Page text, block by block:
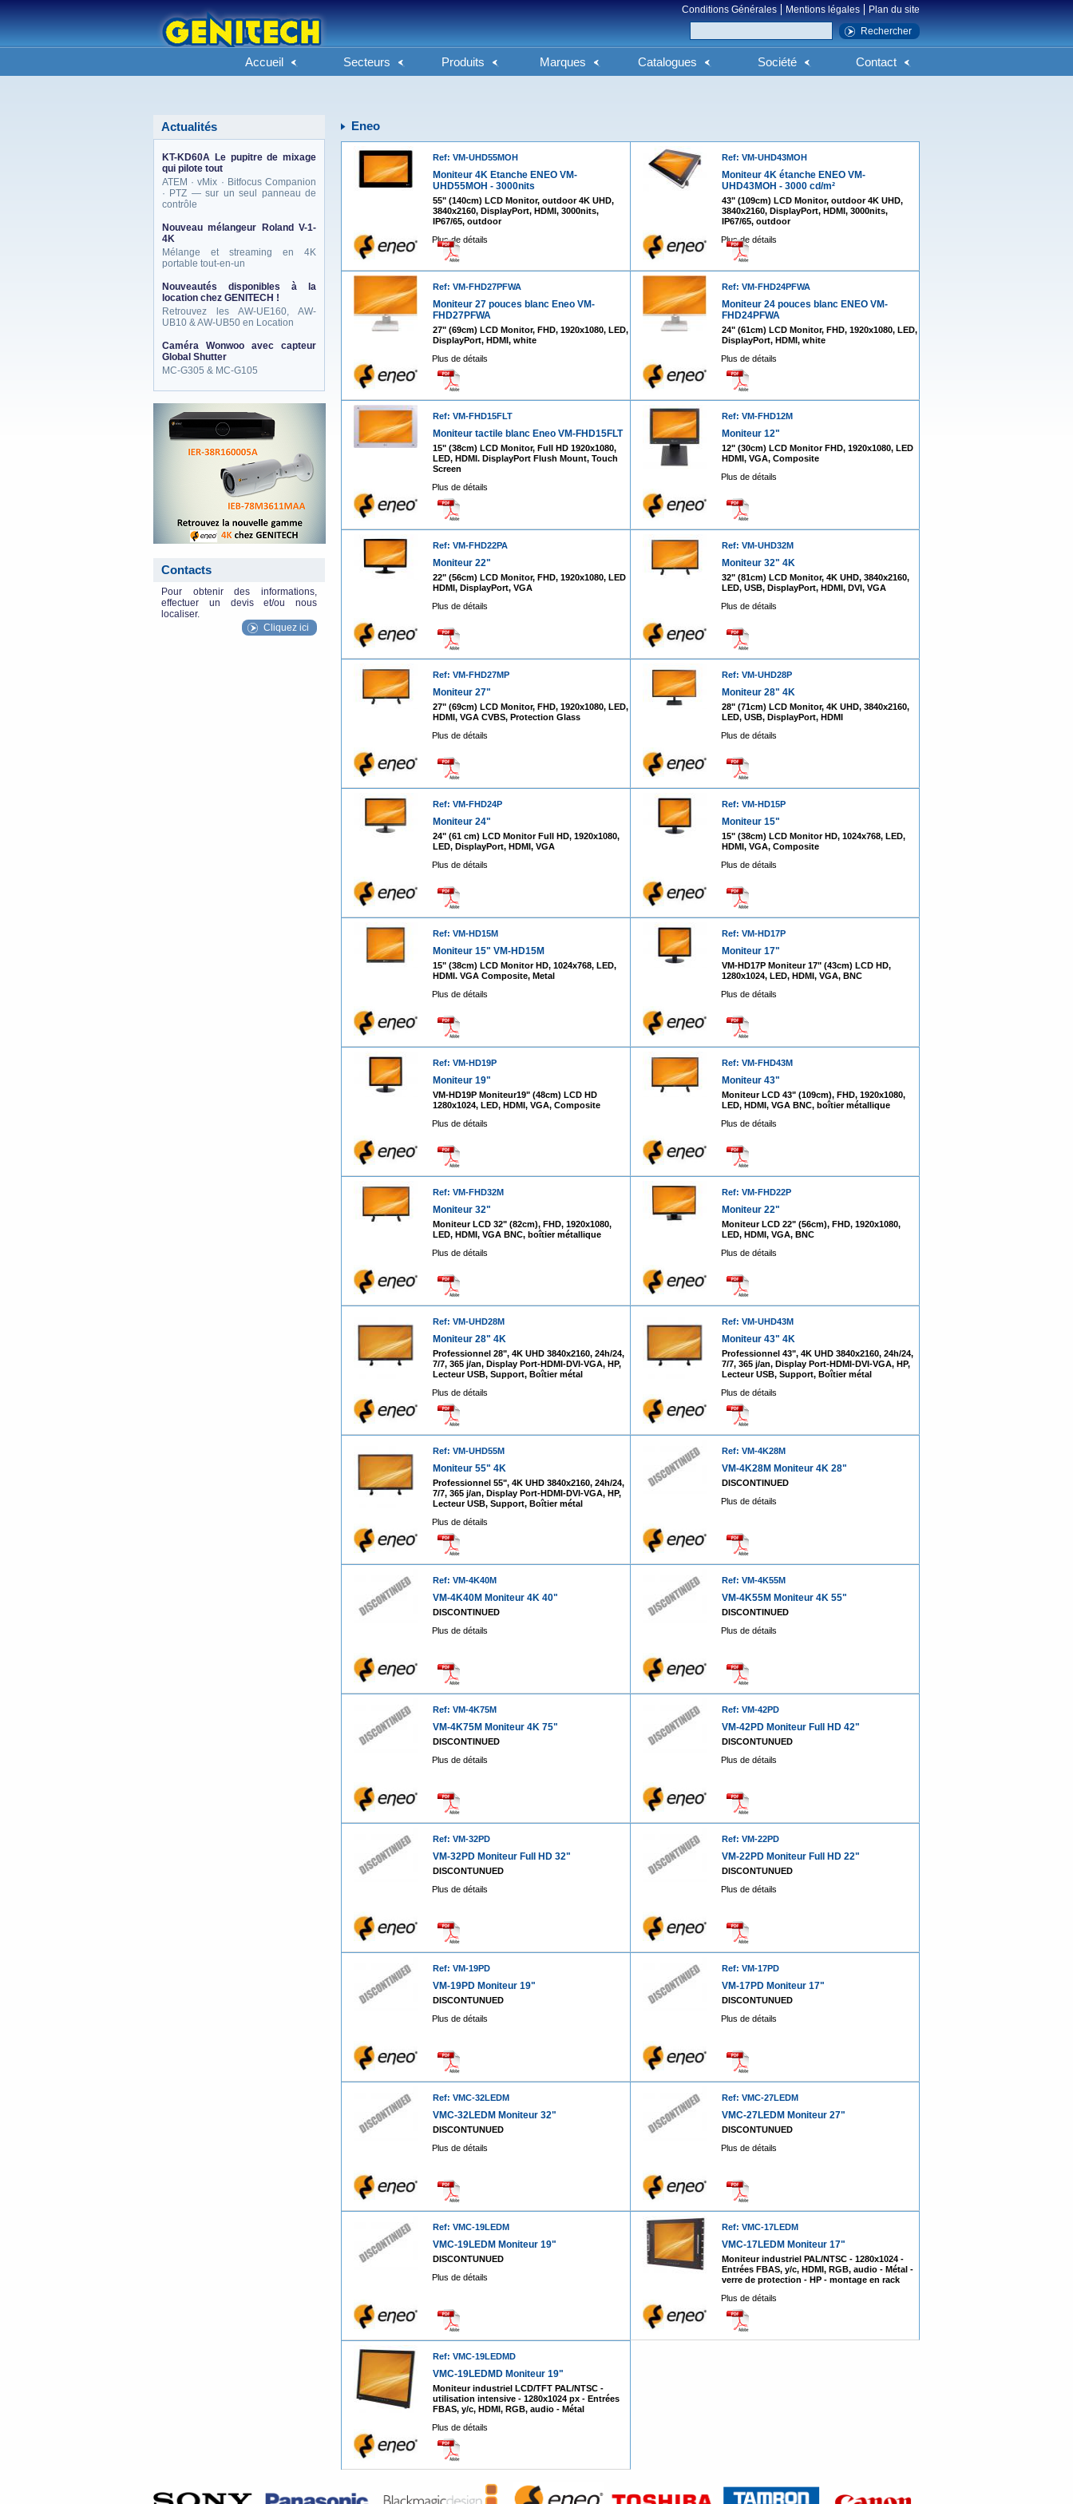
Conditions Générales Mentions légales Plan du site
Accueil Secteurs Produits Marques Catalogues Société Contact
Actualités
KT-KD60A Le pupitre de mixage
qui pilote tout
ATEM · vMix · Bitfocus Companion
· PTZ — sur un seul panneau de
contrôle
Nouveau mélangeur Roland V-1-
4K
Mélange et streaming en 4K
portable tout-en-un
Nouveautés disponibles à la
location chez GENITECH !
Retrouvez les AW-UE160, AW-
UB10 & AW-UB50 en Location
Caméra Wonwoo avec capteur
Global Shutter
MC-G305 & MC-G105
Contacts
Pour obtenir des informations,
effectuer un devis et/ou nous
localiser.
Cliquez ici
Eneo
Ref: VM-UHD55MOH
Moniteur 4K Etanche ENEO VM-
UHD55MOH - 3000nits
55" (140cm) LCD Monitor, outdoor 4K UHD,
3840x2160, DisplayPort, HDMI, 3000nits,
IP67/65, outdoor
Plus de détails
Ref: VM-UHD43MOH
Moniteur 4K étanche ENEO VM-
UHD43MOH - 3000 cd/m²
43" (109cm) LCD Monitor, outdoor 4K UHD,
3840x2160, DisplayPort, HDMI, 3000nits,
IP67/65, outdoor
Plus de détails
Ref: VM-FHD27PFWA
Moniteur 27 pouces blanc Eneo VM-
FHD27PFWA
27" (69cm) LCD Monitor, FHD, 1920x1080, LED,
DisplayPort, HDMI, white
Plus de détails
Ref: VM-FHD24PFWA
Moniteur 24 pouces blanc ENEO VM-
FHD24PFWA
24" (61cm) LCD Monitor, FHD, 1920x1080, LED,
DisplayPort, HDMI, white
Plus de détails
Ref: VM-FHD15FLT
Moniteur tactile blanc Eneo VM-FHD15FLT
15" (38cm) LCD Monitor, Full HD 1920x1080,
LED, HDMI. DisplayPort Flush Mount, Touch
Screen
Plus de détails
Ref: VM-FHD12M
Moniteur 12"
12" (30cm) LCD Monitor FHD, 1920x1080, LED
HDMI, VGA, Composite
Plus de détails
Ref: VM-FHD22PA
Moniteur 22"
22" (56cm) LCD Monitor, FHD, 1920x1080, LED
HDMI, DisplayPort, VGA
Plus de détails
Ref: VM-UHD32M
Moniteur 32" 4K
32" (81cm) LCD Monitor, 4K UHD, 3840x2160,
LED, USB, DisplayPort, HDMI, DVI, VGA
Plus de détails
Ref: VM-FHD27MP
Moniteur 27"
27" (69cm) LCD Monitor, FHD, 1920x1080, LED,
HDMI, VGA CVBS, Protection Glass
Plus de détails
Ref: VM-UHD28P
Moniteur 28" 4K
28" (71cm) LCD Monitor, 4K UHD, 3840x2160,
LED, USB, DisplayPort, HDMI
Plus de détails
Ref: VM-FHD24P
Moniteur 24"
24" (61 cm) LCD Monitor Full HD, 1920x1080,
LED, DisplayPort, HDMI, VGA
Plus de détails
Ref: VM-HD15P
Moniteur 15"
15" (38cm) LCD Monitor HD, 1024x768, LED,
HDMI, VGA, Composite
Plus de détails
Ref: VM-HD15M
Moniteur 15" VM-HD15M
15" (38cm) LCD Monitor HD, 1024x768, LED,
HDMI. VGA Composite, Metal
Plus de détails
Ref: VM-HD17P
Moniteur 17"
VM-HD17P Moniteur 17" (43cm) LCD HD,
1280x1024, LED, HDMI, VGA, BNC
Plus de détails
Ref: VM-HD19P
Moniteur 19"
VM-HD19P Moniteur19" (48cm) LCD HD
1280x1024, LED, HDMI, VGA, Composite
Plus de détails
Ref: VM-FHD43M
Moniteur 43"
Moniteur LCD 43" (109cm), FHD, 1920x1080,
LED, HDMI, VGA BNC, boîtier métallique
Plus de détails
Ref: VM-FHD32M
Moniteur 32"
Moniteur LCD 32" (82cm), FHD, 1920x1080,
LED, HDMI, VGA BNC, boîtier métallique
Plus de détails
Ref: VM-FHD22P
Moniteur 22"
Moniteur LCD 22" (56cm), FHD, 1920x1080,
LED, HDMI, VGA, BNC
Plus de détails
Ref: VM-UHD28M
Moniteur 28" 4K
Professionnel 28", 4K UHD 3840x2160, 24h/24,
7/7, 365 j/an, Display Port-HDMI-DVI-VGA, HP,
Lecteur USB, Support, Boîtier métal
Plus de détails
Ref: VM-UHD43M
Moniteur 43" 4K
Professionnel 43", 4K UHD 3840x2160, 24h/24,
7/7, 365 j/an, Display Port-HDMI-DVI-VGA, HP,
Lecteur USB, Support, Boîtier métal
Plus de détails
Ref: VM-UHD55M
Moniteur 55" 4K
Professionnel 55", 4K UHD 3840x2160, 24h/24,
7/7, 365 j/an, Display Port-HDMI-DVI-VGA, HP,
Lecteur USB, Support, Boîtier métal
Plus de détails
Ref: VM-4K28M
VM-4K28M Moniteur 4K 28"
DISCONTINUED
Plus de détails
Ref: VM-4K40M
VM-4K40M Moniteur 4K 40"
DISCONTINUED
Plus de détails
Ref: VM-4K55M
VM-4K55M Moniteur 4K 55"
DISCONTINUED
Plus de détails
Ref: VM-4K75M
VM-4K75M Moniteur 4K 75"
DISCONTINUED
Plus de détails
Ref: VM-42PD
VM-42PD Moniteur Full HD 42"
DISCONTUNUED
Plus de détails
Ref: VM-32PD
VM-32PD Moniteur Full HD 32"
DISCONTUNUED
Plus de détails
Ref: VM-22PD
VM-22PD Moniteur Full HD 22"
DISCONTUNUED
Plus de détails
Ref: VM-19PD
VM-19PD Moniteur 19"
DISCONTUNUED
Plus de détails
Ref: VM-17PD
VM-17PD Moniteur 17"
DISCONTUNUED
Plus de détails
Ref: VMC-32LEDM
VMC-32LEDM Moniteur 32"
DISCONTUNUED
Plus de détails
Ref: VMC-27LEDM
VMC-27LEDM Moniteur 27"
DISCONTUNUED
Plus de détails
Ref: VMC-19LEDM
VMC-19LEDM Moniteur 19"
DISCONTUNUED
Plus de détails
Ref: VMC-17LEDM
VMC-17LEDM Moniteur 17"
Moniteur industriel PAL/NTSC - 1280x1024 -
Entrées FBAS, y/c, HDMI, RGB, audio - Métal -
verre de protection - HP - montage en rack
Plus de détails
Ref: VMC-19LEDMD
VMC-19LEDMD Moniteur 19"
Moniteur industriel LCD/TFT PAL/NTSC -
utilisation intensive - 1280x1024 px - Entrées
FBAS, y/c, HDMI, RGB, audio - Métal
Plus de détails